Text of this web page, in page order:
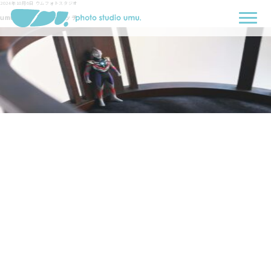
2024年10月6日 ウムフォトスタジオ
umuブログアイキャッチ